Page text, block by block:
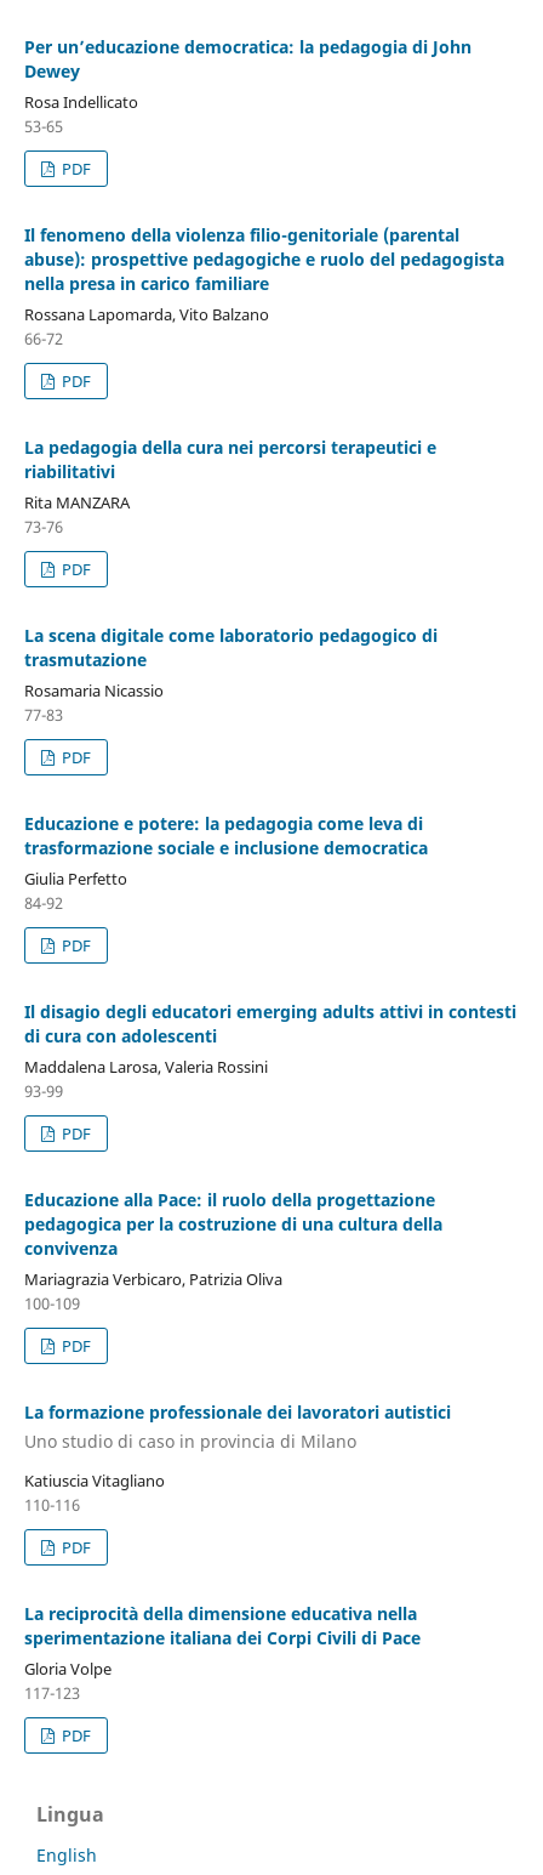
Per un’educazione democratica: la pedagogia di John
Dewey
Rosa Indellicato
53-65
PDF
Il fenomeno della violenza filio-genitoriale (parental
abuse): prospettive pedagogiche e ruolo del pedagogista
nella presa in carico familiare
Rossana Lapomarda, Vito Balzano
66-72
PDF
La pedagogia della cura nei percorsi terapeutici e
riabilitativi
Rita MANZARA
73-76
PDF
La scena digitale come laboratorio pedagogico di
trasmutazione
Rosamaria Nicassio
77-83
PDF
Educazione e potere: la pedagogia come leva di
trasformazione sociale e inclusione democratica
Giulia Perfetto
84-92
PDF
Il disagio degli educatori emerging adults attivi in contesti
di cura con adolescenti
Maddalena Larosa, Valeria Rossini
93-99
PDF
Educazione alla Pace: il ruolo della progettazione
pedagogica per la costruzione di una cultura della
convivenza
Mariagrazia Verbicaro, Patrizia Oliva
100-109
PDF
La formazione professionale dei lavoratori autistici
Uno studio di caso in provincia di Milano
Katiuscia Vitagliano
110-116
PDF
La reciprocità della dimensione educativa nella
sperimentazione italiana dei Corpi Civili di Pace
Gloria Volpe
117-123
PDF
Lingua
English